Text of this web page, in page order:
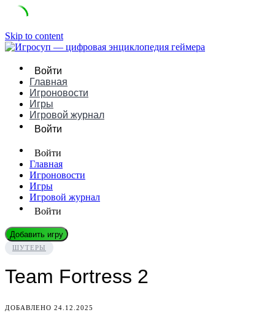
Skip to content
Войти
Главная
Игроновости
Игры
Игровой журнал
Войти
Войти
Главная
Игроновости
Игры
Игровой журнал
Войти
Добавить игру
ШУТЕРЫ
Team Fortress 2
ДОБАВЛЕНО 24.12.2025